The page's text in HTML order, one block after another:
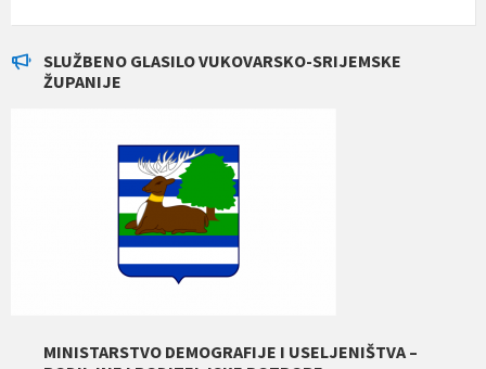
SLUŽBENO GLASILO VUKOVARSKO-SRIJEMSKE
ŽUPANIJE
MINISTARSTVO DEMOGRAFIJE I USELJENIŠTVA –